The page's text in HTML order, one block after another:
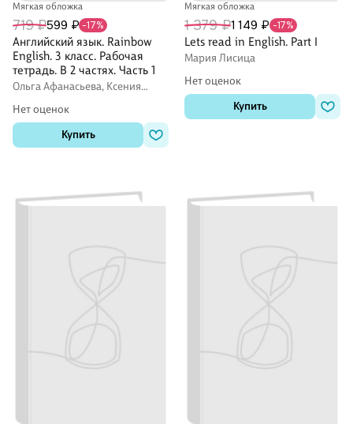
Мягкая обложка
719 ₽599 ₽ -17%
Английский язык. Rainbow
English. 3 класс. Рабочая
тетрадь. В 2 частях. Часть 1
Ольга Афанасьева, Ксения
Нет оценок
Купить
Мягкая обложка
1 379 ₽1 149 ₽ -17%
Lets read in English. Part I
Мария Лисица
Нет оценок
Купить